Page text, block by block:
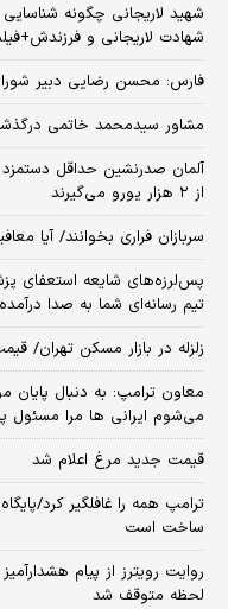
شهید لاریجانی چگونه
شهادت لاریجانی و
فارس: محسن رضایی دبیر
مشاور سیدمحمد خاتمی
آلمان صدرنشین حداقل دستمزد
از ۲ هزار یورو می‌گیرند
سربازان فراری بخوانند/ آیا
پس‌لرزه‌های شایعه استعفای
تیم رسانه‌ای شما به صدا
زلزله در بازار مسکن تهران/ قیمت‌ها ۲ برابر شد، خریدار
معاون ترامپ: به دنبال
می‌شوم ایرانی ها مرا مسئول
قیمت جدید مرغ اعلام شد
ترامپ همه را غافلگیر کرد/
ساخت است
روایت رویترز از پیام
لحظه متوقف شد